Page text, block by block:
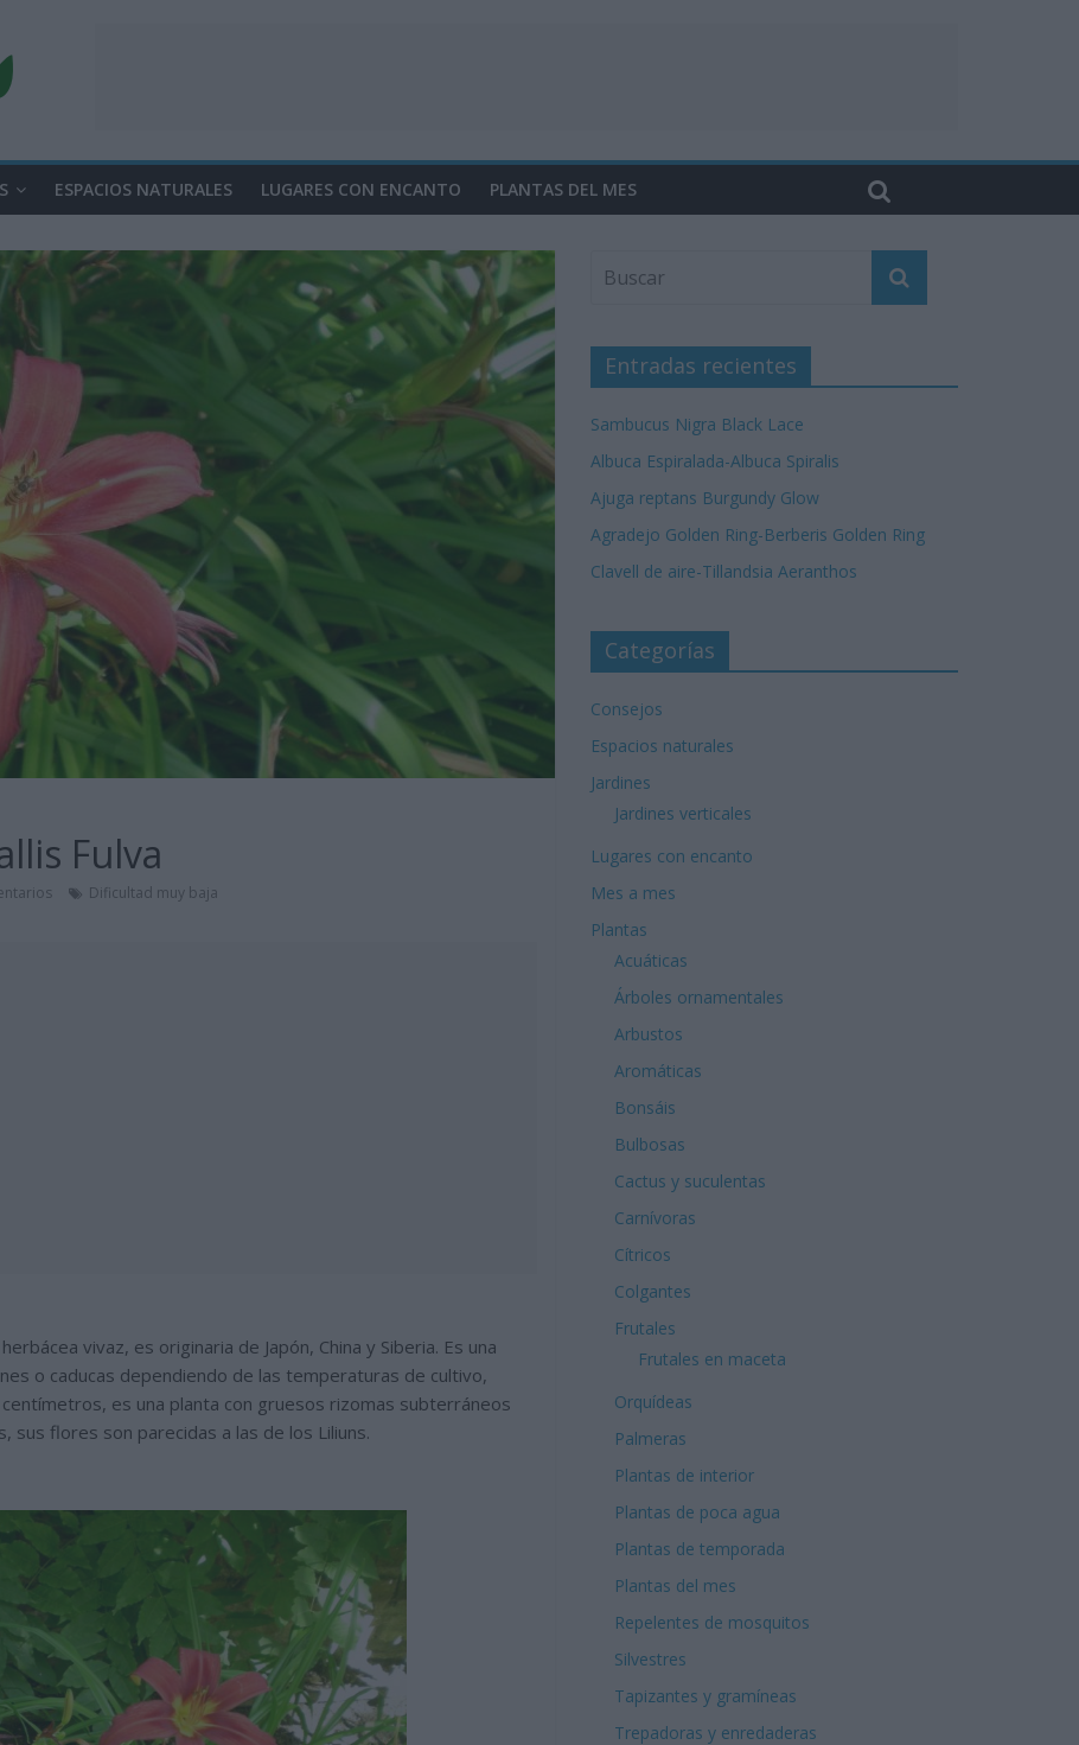
ESPACIOS NATURALES LUGARES CON ENCANTO PLANTAS DEL MES
Fulva
Dificultad muy baja
vivaz, es originaria de Japón, China y Siberia. Es una
o caducas dependiendo de las temperaturas de cultivo,
es una planta con gruesos rizomas subterráneos
flores son parecidas a las de los Liliuns.
Entradas recientes
Sambucus Nigra Black Lace
Albuca Espiralada-Albuca Spiralis
Ajuga reptans Burgundy Glow
Agradejo Golden Ring-Berberis Golden Ring
Clavell de aire-Tillandsia Aeranthos
Categorías
Consejos
Espacios naturales
Jardines
Jardines verticales
Lugares con encanto
Mes a mes
Plantas
Acuáticas
Árboles ornamentales
Arbustos
Aromáticas
Bonsáis
Bulbosas
Cactus y suculentas
Carnívoras
Cítricos
Colgantes
Frutales
Frutales en maceta
Orquídeas
Palmeras
Plantas de interior
Plantas de poca agua
Plantas de temporada
Plantas del mes
Repelentes de mosquitos
Silvestres
Tapizantes y gramíneas
Trepadoras y enredaderas